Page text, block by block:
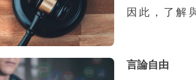
因此，了解
識。以下將
言論自由